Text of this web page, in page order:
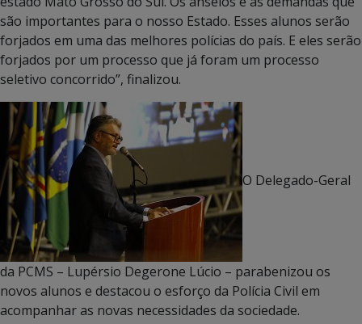
são importantes para o nosso Estado. Esses alunos serão
forjados em uma das melhores polícias do país. E eles serão
forjados por um processo que já foram um processo
seletivo concorrido”, finalizou.
O Delegado-Geral
da PCMS – Lupérsio Degerone Lúcio – parabenizou os
novos alunos e destacou o esforço da Polícia Civil em
acompanhar as novas necessidades da sociedade.